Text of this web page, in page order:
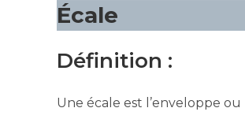
Écale
Définition :
Une écale est l’enveloppe